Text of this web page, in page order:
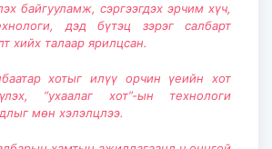
байгууламж, сэргээгдэх эрчим хүч,
дэд бүтэц зэрэг салбарт
хийх талаар ярилцсан.
хотыг илүү орчин үеийн хот
“ухаалаг хот”-ын технологи
мөн хэлэлцлээ.